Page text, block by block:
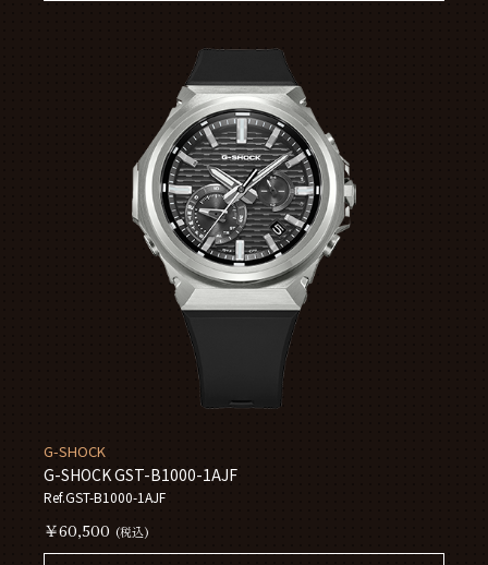
G-SHOCK
G-SHOCK GST-B1000-1AJF
Ref.GST-B1000-1AJF
￥60,500 (税込)